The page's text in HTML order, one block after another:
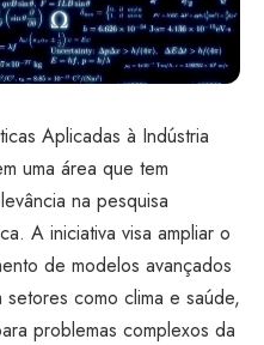
Aplicadas à Indústria
uma área que tem
na pesquisa
A iniciativa visa ampliar o
de modelos avançados
como clima e saúde,
problemas complexos da